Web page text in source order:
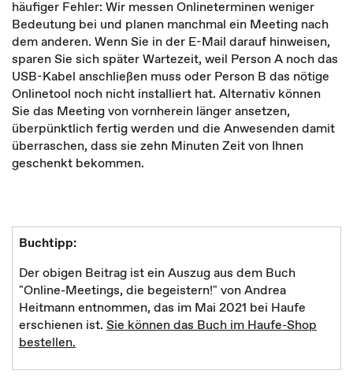
häufiger Fehler: Wir messen Onlineterminen weniger
Bedeutung bei und planen manchmal ein Meeting nach
dem anderen. Wenn Sie in der E-Mail darauf hinweisen,
sparen Sie sich später Wartezeit, weil Person A noch das
USB-Kabel anschließen muss oder Person B das nötige
Onlinetool noch nicht installiert hat. Alternativ können
Sie das Meeting von vornherein länger ansetzen,
überpünktlich fertig werden und die Anwesenden da­mit
überraschen, dass sie zehn Minuten Zeit von Ihnen
geschenkt bekommen.
Buchtipp:
Der obigen Beitrag ist ein Auszug aus dem Buch
"Online-Meetings, die begeistern!" von Andrea
Heitmann entnommen, das im Mai 2021 bei Haufe
erschienen ist. Sie können das Buch im Haufe-Shop
bestellen.